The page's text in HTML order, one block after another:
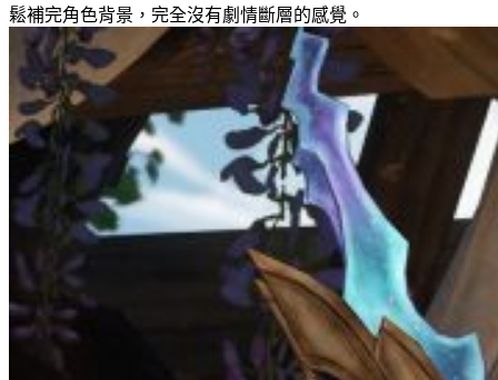
鬆補完角色背景，完全沒有劇情斷層的感覺。